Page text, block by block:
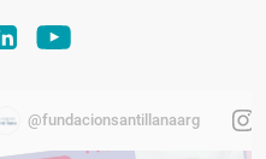
@fundacionsantillanaarg